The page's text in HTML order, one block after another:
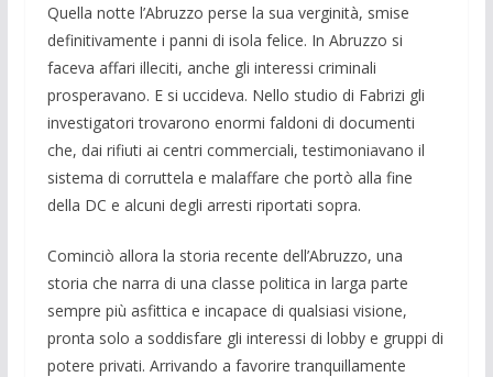
Quella notte l’Abruzzo perse la sua verginità, smise
definitivamente i panni di isola felice. In Abruzzo si
faceva affari illeciti, anche gli interessi criminali
prosperavano. E si uccideva. Nello studio di Fabrizi gli
investigatori trovarono enormi faldoni di documenti
che, dai rifiuti ai centri commerciali, testimoniavano il
sistema di corruttela e malaffare che portò alla fine
della DC e alcuni degli arresti riportati sopra.
Cominciò allora la storia recente dell’Abruzzo, una
storia che narra di una classe politica in larga parte
sempre più asfittica e incapace di qualsiasi visione,
pronta solo a soddisfare gli interessi di lobby e gruppi di
potere privati. Arrivando a favorire tranquillamente